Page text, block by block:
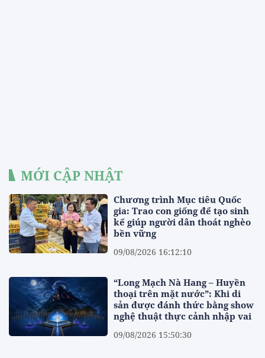
MỚI CẬP NHẬT
Chương trình Mục tiêu Quốc
gia: Trao con giống để tạo sinh
kế giúp người dân thoát nghèo
bền vững
09/08/2026 16:12:10
“Long Mạch Nà Hang – Huyền
thoại trên mặt nước”: Khi di
sản được đánh thức bằng show
nghệ thuật thực cảnh nhập vai
09/08/2026 15:50:30